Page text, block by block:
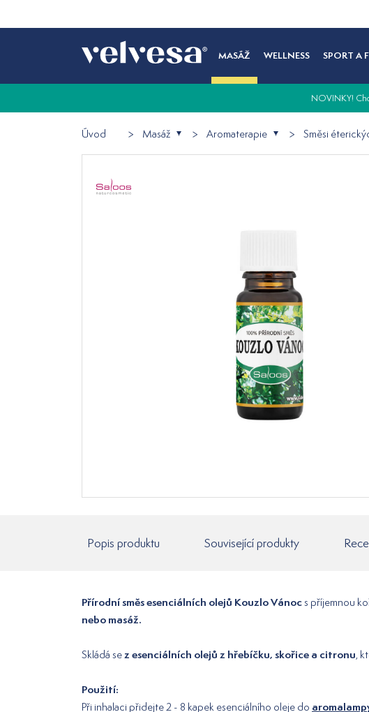
MASÁŽ WELLNESS SPORT A
NOVINKY!
Úvod Masáž Aromaterapie Směsi
Popis produktu Související produkty
Přírodní směs esenciálních olejů Kouzlo Vánocs příjemnou
nebo masáž.
Skládá sez esenciálních olejů z hřebíčku, skořice a citronu,
Použití:
Při inhalaci přidejte 2 - 8 kapek esenciálního oleje do